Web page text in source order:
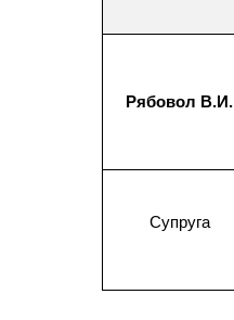
Рябовол В.И.
Супруга